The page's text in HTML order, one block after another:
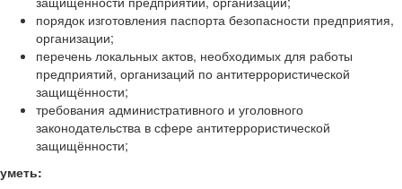
порядок изготовления паспорта безопасности предприятия,
организации;
перечень локальных актов, необходимых для работы
предприятий, организаций по антитеррористической
защищённости;
требования административного и уголовного
законодательства в сфере антитеррористической
защищённости;
уметь: